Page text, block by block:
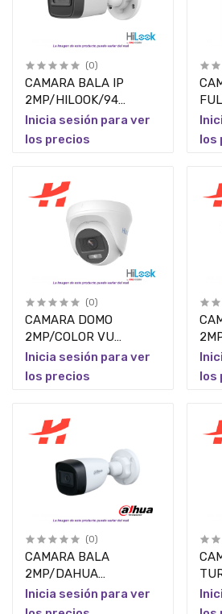
(0)
CAMARA BALA IP
2MP/HILOOK/94
VISION/LENTE 2.8
MM/30MTS
IR/POLICARBONATO/EXTERIOR
Inicia sesión para ver
los precios
S3/
los
(0)
CAMARA DOMO
2MP/COLOR VU
C/MICROFONO/HILOOK/102
VISION/LENTE
2.8MM/POLICARBONATO
Inicia sesión para ver
los precios
C/
los
(0)
CAMARA BALA
2MP/DAHUA
HFW1200CN-A-0280B-
S5/2.8MM/101
Inicia sesión para ver